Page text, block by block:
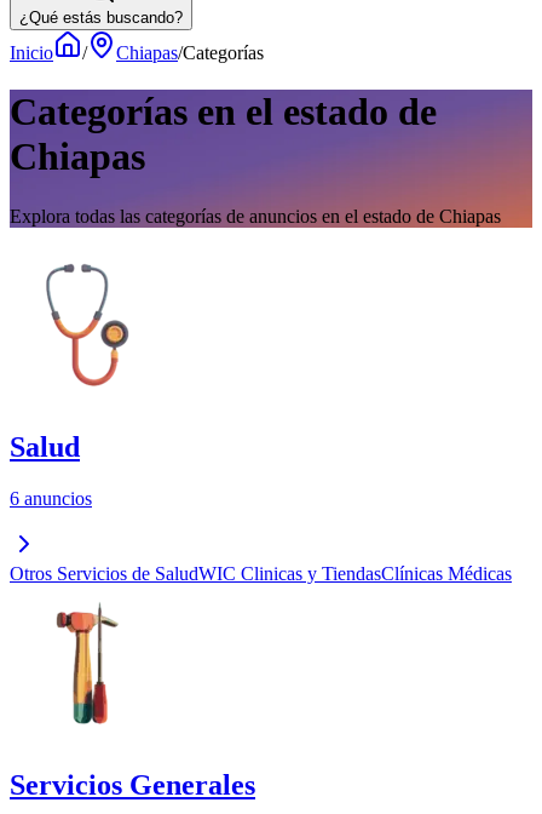
¿Qué estás buscando?
Inicio / Chiapas/Categorías
Categorías en el estado de
Chiapas
Explora todas las categorías de anuncios en el estado de Chiapas
Salud
6 anuncios
Otros Servicios de SaludWIC Clinicas y TiendasClínicas Médicas
Servicios Generales